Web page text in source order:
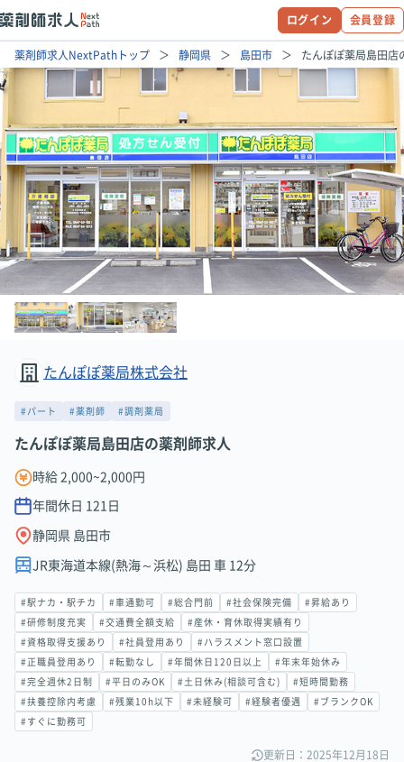
ログイン 会員登録
薬剤師求人NextPathトップ 静岡県 島田市 たんぽぽ薬局島田店
たんぽぽ薬局株式会社
#パート #薬剤師 #調剤薬局
たんぽぽ薬局島田店の薬剤師求人
時給 2,000~2,000円
年間休日 121 日
静岡県 島田市
JR東海道本線(熱海～浜松) 島田 車 12分
#駅ナカ・駅チカ #車通勤可 #総合門前 #社会保険完備 #昇給あり
#研修制度充実 #交通費全額支給 #産休・育休取得実績有り
#資格取得支援あり #社員登用あり #ハラスメント窓口設置
#正職員登用あり #転勤なし #年間休日120日以上 #年末年始休み
#完全週休2日制 #平日のみOK #土日休み(相談可含む) #短時間勤務
#扶養控除内考慮 #残業10h以下 #未経験可 #経験者優遇 #ブランクOK
#すぐに勤務可
更新日：2025年12月18日